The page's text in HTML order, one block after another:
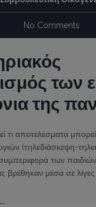
No Comments
των
της
τι αποτελέσματα
(τηλεδιάσκεψη-
των
βρέθηκαν μέσα σε